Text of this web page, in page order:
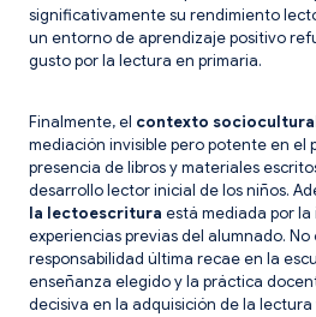
significativamente su rendimiento
un entorno de aprendizaje positivo
gusto por la lectura en primaria.
Finalmente, el contexto
mediación invisible pero potente en el
presencia de libros y materiales
desarrollo lector inicial de los niños.
la lectoescritura está mediada por
experiencias previas del alumnado. No
responsabilidad última recae en la
enseñanza elegido y la práctica
decisiva en la adquisición de la